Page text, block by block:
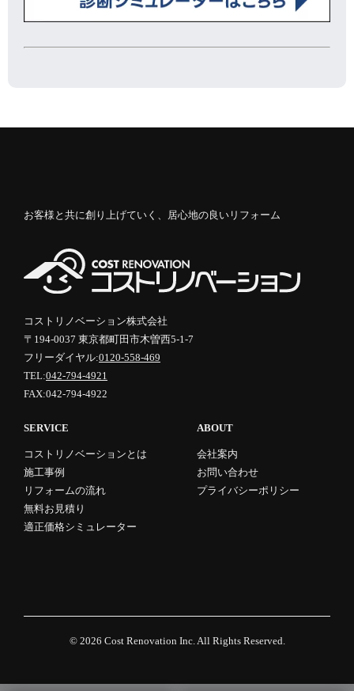
お客様と共に創り上げていく、居心地の良いリフォーム
コストリノベーション株式会社
〒194-0037 東京都町田市木曽西5-1-7
フリーダイヤル:0120-558-469
TEL:042-794-4921
FAX:042-794-4922
SERVICE
コストリノベーションとは
施工事例
リフォームの流れ
無料お見積り
適正価格シミュレーター
ABOUT
会社案内
お問い合わせ
プライバシーポリシー
© 2026 Cost Renovation Inc.All Rights Reserved.